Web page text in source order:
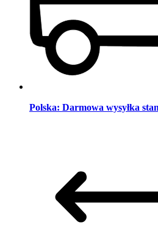
Polska: Darmowa wysyłka